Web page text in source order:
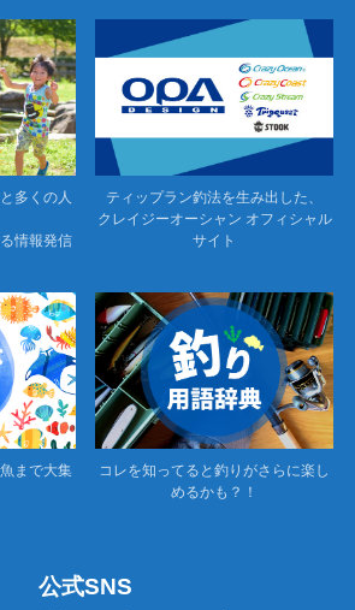
多くの人
情報発信
ティップラン釣法を生み出した、
クレイジーオーシャン オフィシャル
サイト
まで大集
コレを知ってると釣りがさらに楽し
めるかも？！
公式SNS